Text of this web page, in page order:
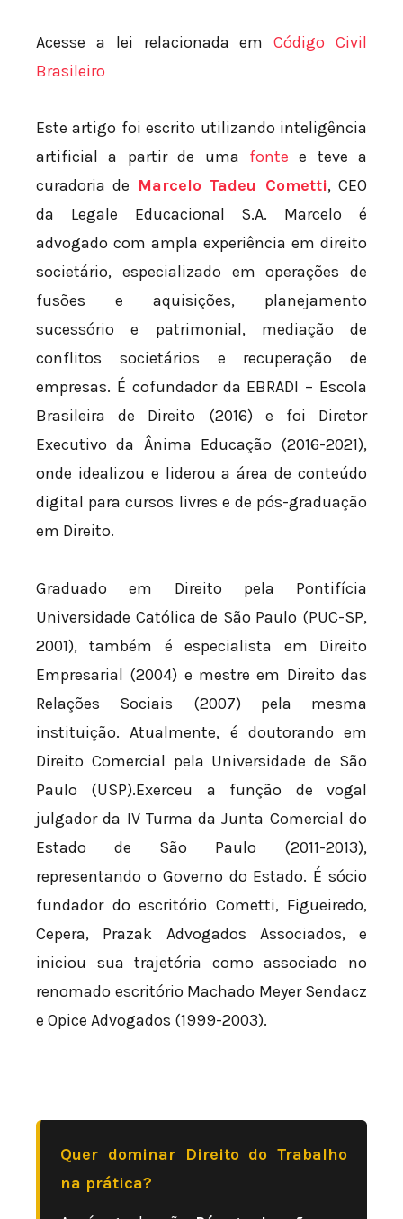
Acesse a lei relacionada emCódigo Civil
Brasileiro
Este artigo foi escrito utilizando inteligência
artificial a partir de uma fonte e teve a
curadoria de Marcelo Tadeu Cometti, CEO
da Legale Educacional S.A. Marcelo é
advogado com ampla experiência em direito
societário, especializado em operações de
fusões e aquisições, planejamento
sucessório e patrimonial, mediação de
conflitos societários e recuperação de
empresas. É cofundador da EBRADI – Escola
Brasileira de Direito (2016) e foi Diretor
Executivo da Ânima Educação (2016-2021),
onde idealizou e liderou a área de conteúdo
digital para cursos livres e de pós-graduação
em Direito.
Graduado em Direito pela Pontifícia
Universidade Católica de São Paulo (PUC-SP,
2001), também é especialista em Direito
Empresarial (2004) e mestre em Direito das
Relações Sociais (2007) pela mesma
instituição. Atualmente, é doutorando em
Direito Comercial pela Universidade de São
Paulo (USP).Exerceu a função de vogal
julgador da IV Turma da Junta Comercial do
Estado de São Paulo (2011-2013),
representando o Governo do Estado. É sócio
fundador do escritório Cometti, Figueiredo,
Cepera, Prazak Advogados Associados, e
iniciou sua trajetória como associado no
renomado escritório Machado Meyer Sendacz
e Opice Advogados (1999-2003).
Quer dominar Direito do Trabalho
na prática?